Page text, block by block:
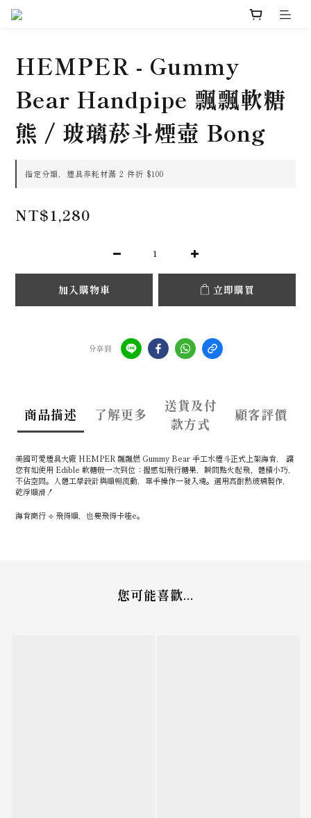
HEMPER - Gummy
Bear Handpipe 飄飄軟糖
熊 / 玻璃菸斗煙壺 Bong
指定分類，煙具非耗材滿 2 件折 $100
NT$1,280
加入購物車 立即購買
分享到
商品描述 了解更多
送貨及付
款方式
顧客評價
美國可愛煙具大廠 HEMPER 飄飄燃 Gummy Bear手工水煙斗正式上架海肯，
讓
您有如使用 Edible 軟糖般一次到位；握感如飛行糖果，瞬間點火起飛、體積小巧，
不佔空間。人體工學設計與順暢流動，單手操作一發入魂。選用高耐熱玻璃製作，
乾淨順滑！
海肯商行 ⟢ 飛得順，也要飛得卡哇e。
您可能喜歡...